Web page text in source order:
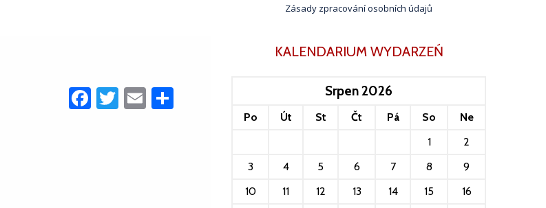
Facebook
Twitter
Email
Zásady zpracování osobních údajů
KALENDARIUM WYDARZEŃ
Srpen 2026
Po Út St Čt Pá So
Ne
1
2
3
4 5 6 7 8
9
10
11 12 13 14 15
16